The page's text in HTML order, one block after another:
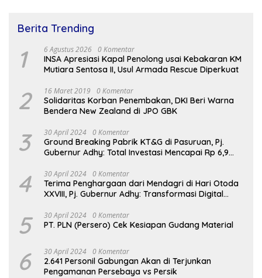
Berita Trending
1 6 Agustus 2026 0 Komentar
INSA Apresiasi Kapal Penolong usai Kebakaran KM
Mutiara Sentosa II, Usul Armada Rescue Diperkuat
2 16 Maret 2019 0 Komentar
Solidaritas Korban Penembakan, DKI Beri Warna
Bendera New Zealand di JPO GBK
3 30 April 2024 0 Komentar
Ground Breaking Pabrik KT&G di Pasuruan, Pj.
Gubernur Adhy: Total Investasi Mencapai Rp 6,9
4 30 April 2024 0 Komentar
Terima Penghargaan dari Mendagri di Hari Otoda
XXVIII, Pj. Gubernur Adhy: Transformasi Digital
Keberhasilan Jatim
5 30 April 2024 0 Komentar
PT. PLN (Persero) Cek Kesiapan Gudang Material
6 30 April 2024 0 Komentar
2.641 Personil Gabungan Akan di Terjunkan
Pengamanan Persebaya vs Persik